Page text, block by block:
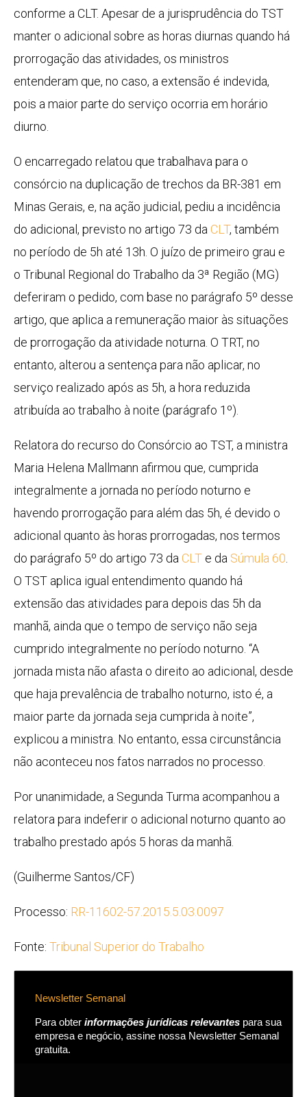
conforme a CLT. Apesar de a jurisprudência do TST
manter o adicional sobre as horas diurnas quando há
prorrogação das atividades, os ministros
entenderam que, no caso, a extensão é indevida,
pois a maior parte do serviço ocorria em horário
diurno.
O encarregado relatou que trabalhava para o
consórcio na duplicação de trechos da BR-381 em
Minas Gerais, e, na ação judicial, pediu a incidência
do adicional, previsto no artigo 73 da CLT, também
no período de 5h até 13h. O juízo de primeiro grau e
o Tribunal Regional do Trabalho da 3ª Região (MG)
deferiram o pedido, com base no parágrafo 5º desse
artigo, que aplica a remuneração maior às situações
de prorrogação da atividade noturna. O TRT, no
entanto, alterou a sentença para não aplicar, no
serviço realizado após as 5h, a hora reduzida
atribuída ao trabalho à noite (parágrafo 1º).
Relatora do recurso do Consórcio ao TST, a ministra
Maria Helena Mallmann afirmou que, cumprida
integralmente a jornada no período noturno e
havendo prorrogação para além das 5h, é devido o
adicional quanto às horas prorrogadas, nos termos
do parágrafo 5º do artigo 73 da CLT e da Súmula 60
O TST aplica igual entendimento quando há
extensão das atividades para depois das 5h da
manhã, ainda que o tempo de serviço não seja
cumprido integralmente no período noturno. “A
jornada mista não afasta o direito ao adicional, desde
que haja prevalência de trabalho noturno, isto é, a
maior parte da jornada seja cumprida à noite”,
explicou a ministra. No entanto, essa circunstância
não aconteceu nos fatos narrados no processo.
Por unanimidade, a Segunda Turma acompanhou a
relatora para indeferir o adicional noturno quanto ao
trabalho prestado após 5 horas da manhã.
(Guilherme Santos/CF)
Processo: RR-11602-57.2015.5.03.0097
Fonte: Tribunal Superior do Trabalho
Newsletter Semanal
Para obter informações jurídicas relevantes para sua
empresa e negócio, assine nossa Newsletter Semanal
gratuita.